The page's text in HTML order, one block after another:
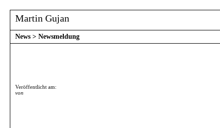
Martin Gujan
News > Newsmeldung
Veröffentlicht am:
von